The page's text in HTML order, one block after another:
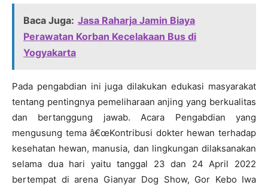
Baca Juga: Jasa Raharja Jamin Biaya
Perawatan Korban Kecelakaan Bus di
Yogyakarta
Pada pengabdian ini juga dilakukan edukasi masyarakat
tentang pentingnya pemeliharaan anjing yang berkualitas
dan bertanggung jawab. Acara Pengabdian yang
mengusung tema â€œKontribusi dokter hewan terhadap
kesehatan hewan, manusia, dan lingkungan dilaksanakan
selama dua hari yaitu tanggal 23 dan 24 April 2022
bertempat di arena Gianyar Dog Show, Gor Kebo Iwa